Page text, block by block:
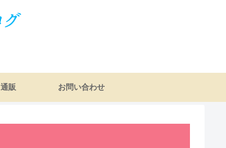
通販 お問い合わせ